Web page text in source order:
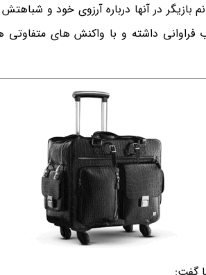
در آنها درباره آرزوی خود و شباهتش
فراوانی داشته و با واکنش های متفاوتی